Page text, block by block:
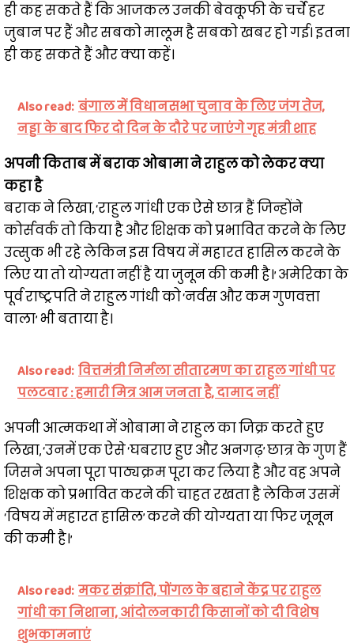
ही कह सकते हैं कि आजकल उनकी बेवकूफी के चर्चे हर
जुबान पर हैं और सबको मालूम है सबको खबर हो गई। इतना
ही कह सकते हैं और क्या कहें।
Also read: बंगाल में विधानसभा चुनाव के लिए जंग तेज,
नड्डा के बाद फिर दो दिन के दौरे पर जाएंगे गृह मंत्री शाह
अपनी किताब में बराक ओबामा ने राहुल को लेकर क्या
कहा है
बराक ने लिखा, ‘राहुल गांधी एक ऐसे छात्र हैं जिन्होंने
कोर्सवर्क तो किया है और शिक्षक को प्रभावित करने के लिए
उत्सुक भी रहे लेकिन इस विषय में महारत हासिल करने के
लिए या तो योग्यता नहीं है या जुनून की कमी है।’ अमेरिका के
पूर्व राष्ट्रपति ने राहुल गांधी को ‘नर्वस और कम गुणवत्ता
वाला’ भी बताया है।
Also read: वित्तमंत्री निर्मला सीतारमण का राहुल गांधी पर
पलटवार : हमारी मित्र आम जनता है, दामाद नहीं
अपनी आत्मकथा में ओबामा ने राहुल का जिक्र करते हुए
लिखा, ‘उनमें एक ऐसे ‘घबराए हुए और अनगढ़’ छात्र के गुण हैं
जिसने अपना पूरा पाठ्यक्रम पूरा कर लिया है और वह अपने
शिक्षक को प्रभावित करने की चाहत रखता है लेकिन उसमें
‘विषय में महारत हासिल’ करने की योग्यता या फिर जूनून
की कमी है।’
Also read: मकर संक्रांति, पोंगल के बहाने केंद्र पर राहुल
गांधी का निशाना, आंदोलनकारी किसानों को दी विशेष
शुभकामनाएं